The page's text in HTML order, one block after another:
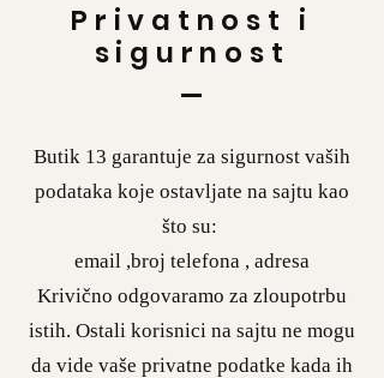
Privatnost i
sigurnost
Butik 13 garantuje za sigurnost vaših
podataka koje ostavljate na sajtu kao
što su:
email ,broj telefona , adresa
Krivično odgovaramo za zloupotrbu
istih. Ostali korisnici na sajtu ne mogu
da vide vaše privatne podatke kada ih